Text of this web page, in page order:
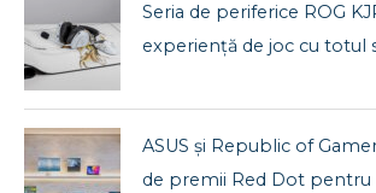
Seria de periferice ROG
experiență de joc cu totul
ASUS și Republic of
de premii Red Dot pentru